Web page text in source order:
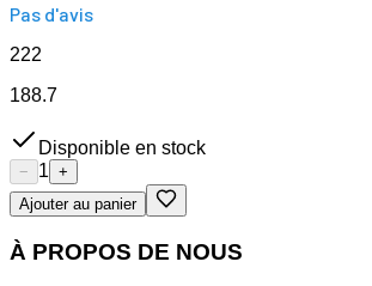
Pas d'avis
222
188.7
Disponible en stock
− 1 +
Ajouter au panier
À PROPOS DE NOUS